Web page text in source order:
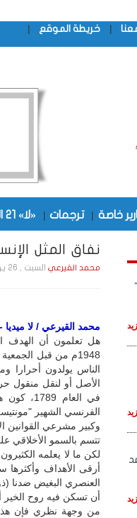
| خريطة الموقع |
خاصة | ترجمات | «لا» 21 السياسي
نفاق المثل
محمد القيرعيالسبت , 26 يـونـيـو , 2021 الساعة 7:51:13 PM
محمد القيرعي / لا ميديا -
هل تعلمون أن الهدف
1948م من قبل
الناس يولدون أحرارا
الأصل أو لنقل منقول
في
الفرنسي الشهير
وكبير مشرعي القوانين
تتسم بالسمو الأخلاقي
لكن ما لا يعلمه
أرقى الأهداف وأكثرها
العنصري البغيض ضدنا
أن تسكن فيه روح الخير
من وجهة نظري فإن هذا